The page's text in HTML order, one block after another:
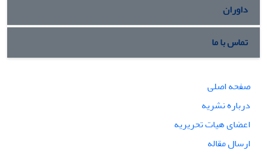
داوران
تماس با ما
صفحه اصلی
درباره نشریه
اعضای هیات تحریریه
ارسال مقاله